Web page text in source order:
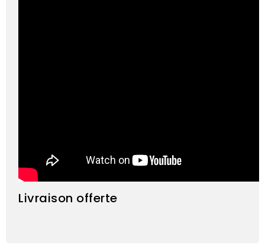
Livraison offerte